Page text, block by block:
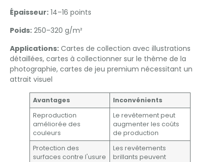
Épaisseur: 14–16 points
Poids: 250–320 g/m²
Applications: Cartes de collection avec illustrations
détaillées, cartes à collectionner sur le thème de la
photographie, cartes de jeu premium nécessitant un
attrait visuel
Avantages
Inconvénients
Reproduction
améliorée des
couleurs
Le revêtement peut
augmenter les coûts
de production
Protection des
surfaces contre l'usure
Les revêtements
brillants peuvent